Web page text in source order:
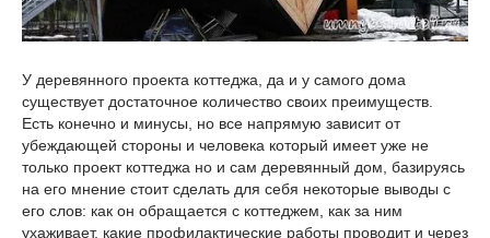
У деревянного проекта коттеджа, да и у самого дома
существует достаточное количество своих преимуществ.
Есть конечно и минусы, но все напрямую зависит от
убеждающей стороны и человека который имеет уже не
только проект коттеджа но и сам деревянный дом, базируясь
на его мнение стоит сделать для себя некоторые выводы с
его слов: как он обращается с коттеджем, как за ним
ухаживает, какие профилактические работы проводит и через